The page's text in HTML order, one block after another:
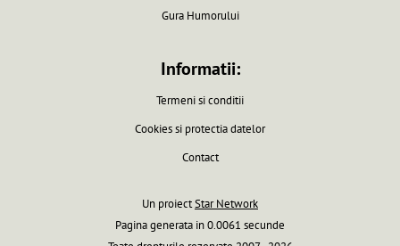
Gura Humorului
Informatii:
Termeni si conditii
Cookies si protectia datelor
Contact
Un proiectStar Network
Pagina generata in 0.0061 secunde